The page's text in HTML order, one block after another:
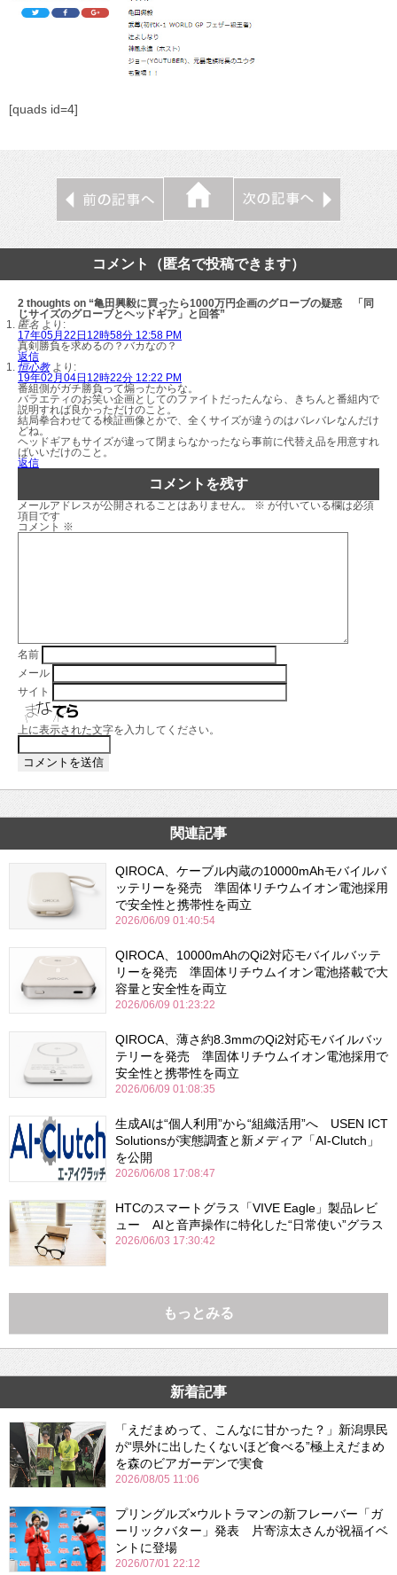
[quads id=4]
コメント（匿名で投稿できます）
2 thoughts on “亀田興毅に買ったら1000万円企画のグローブの疑惑 「同
じサイズのグローブとヘッドギア」と回答”
匿名 より:
17年05月22日12時58分 12:58 PM
真剣勝負を求めるの？バカなの？
返信
恒心教 より:
19年02月04日12時22分 12:22 PM
番組側がガチ勝負って煽ったからな。
バラエティのお笑い企画としてのファイトだったんなら、きちんと番組内で
説明すれば良かっただけのこと。
結局拳合わせてる検証画像とかで、全くサイズが違うのはバレバレなんだけ
どね。
ヘッドギアもサイズが違って閉まらなかったなら事前に代替え品を用意すれ
ばいいだけのこと。
返信
コメントを残す
メールアドレスが公開されることはありません。 ※ が付いている欄は必須
項目です
コメント ※
名前
メール
サイト
上に表示された文字を入力してください。
関連記事
QIROCA、ケーブル内蔵の10000mAhモバイルバ
ッテリーを発売 準固体リチウムイオン電池採用
で安全性と携帯性を両立
2026/06/09 01:40:54
QIROCA、10000mAhのQi2対応モバイルバッテ
リーを発売 準固体リチウムイオン電池搭載で大
容量と安全性を両立
2026/06/09 01:23:22
QIROCA、薄さ約8.3mmのQi2対応モバイルバッ
テリーを発売 準固体リチウムイオン電池採用で
安全性と携帯性を両立
2026/06/09 01:08:35
生成AIは“個人利用”から“組織活用”へ USEN ICT
Solutionsが実態調査と新メディア「AI-Clutch」
を公開
2026/06/08 17:08:47
HTCのスマートグラス「VIVE Eagle」製品レビ
ュー AIと音声操作に特化した“日常使い”グラス
2026/06/03 17:30:42
もっとみる
新着記事
「えだまめって、こんなに甘かった？」新潟県民
が“県外に出したくないほど食べる”極上えだまめ
を森のビアガーデンで実食
2026/08/05 11:06
プリングルズ×ウルトラマンの新フレーバー「ガ
ーリックバター」発表 片寄涼太さんが祝福イベ
ントに登場
2026/07/01 22:12